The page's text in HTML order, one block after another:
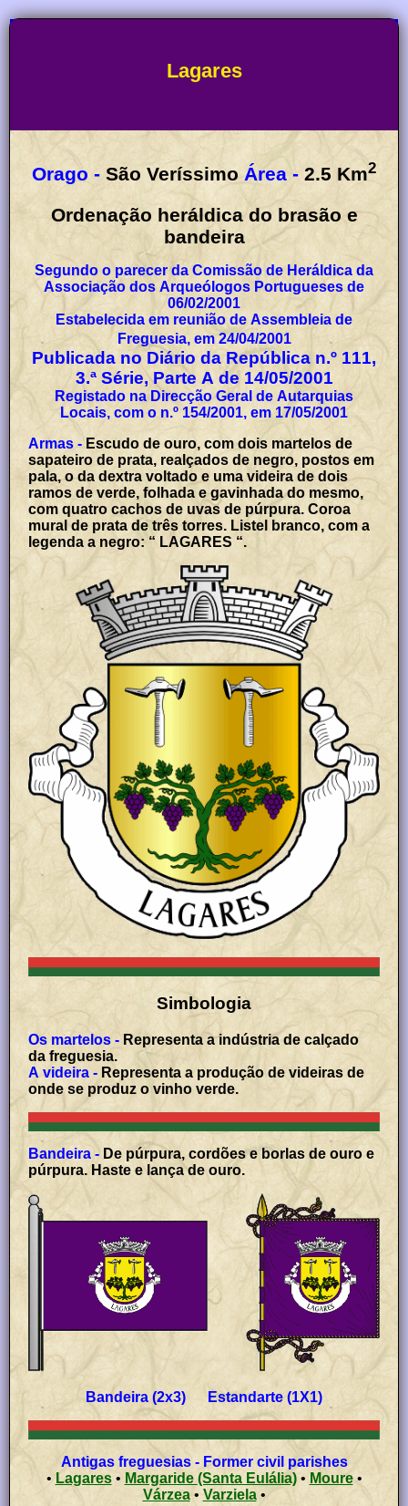
Lagares
Orago - São Veríssimo Área - 2.5 Km2
Ordenação heráldica do brasão e
bandeira
Segundo o parecer da Comissão de Heráldica da
Associação dos Arqueólogos Portugueses de
06/02/2001
Estabelecida em reunião de Assembleia de
Freguesia, em 24/04/2001
Publicada no Diário da República n.º 111,
3.ª Série, Parte A de 14/05/2001
Registado na Direcção Geral de Autarquias
Locais, com o n.º 154/2001, em 17/05/2001
Armas - Escudo de ouro, com dois martelos de
sapateiro de prata, realçados de negro, postos em
pala, o da dextra voltado e uma videira de dois
ramos de verde, folhada e gavinhada do mesmo,
com quatro cachos de uvas de púrpura. Coroa
mural de prata de três torres. Listel branco, com a
legenda a negro: “ LAGARES “.
Simbologia
Os martelos - Representa a indústria de calçado
da freguesia.
A videira - Representa a produção de videiras de
onde se produz o vinho verde.
Bandeira - De púrpura, cordões e borlas de ouro e
púrpura. Haste e lança de ouro.
Bandeira (2x3) Estandarte (1X1)
Antigas freguesias - Former civil parishes
•Lagares• Margaride (Santa Eulália)• Moure•
Várzea•Varziela•